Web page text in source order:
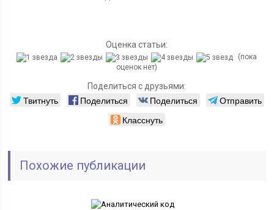
Оценка статьи:
(пока
оценок нет)
Поделиться с друзьями:
Твитнуть Поделиться Поделиться
Отправить
Класснуть
Похожие публикации